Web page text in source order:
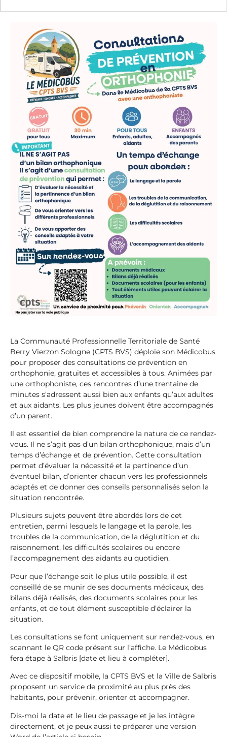
La Communauté Professionnelle Territoriale de Santé
Berry Vierzon Sologne (CPTS BVS) déploie son Médicobus
pour proposer des consultations de prévention en
orthophonie, gratuites et accessibles à tous. Animées par
une orthophoniste, ces rencontres d’une trentaine de
minutes s’adressent aussi bien aux enfants qu’aux adultes
et aux aidants. Les plus jeunes doivent être accompagnés
d’un parent.
Il est essentiel de bien comprendre la nature de ce rendez-
vous. Il ne s’agit pas d’un bilan orthophonique, mais d’un
temps d’échange et de prévention. Cette consultation
permet d’évaluer la nécessité et la pertinence d’un
éventuel bilan, d’orienter chacun vers les professionnels
adaptés et de donner des conseils personnalisés selon la
situation rencontrée.
Plusieurs sujets peuvent être abordés lors de cet
entretien, parmi lesquels le langage et la parole, les
troubles de la communication, de la déglutition et du
raisonnement, les difficultés scolaires ou encore
l’accompagnement des aidants au quotidien.
Pour que l’échange soit le plus utile possible, il est
conseillé de se munir de ses documents médicaux, des
bilans déjà réalisés, des documents scolaires pour les
enfants, et de tout élément susceptible d’éclairer la
situation.
Les consultations se font uniquement sur rendez-vous, en
scannant le QR code présent sur l’affiche. Le Médicobus
fera étape à Salbris [date et lieu à compléter].
Avec ce dispositif mobile, la CPTS BVS et la Ville de Salbris
proposent un service de proximité au plus près des
habitants, pour prévenir, orienter et accompagner.
Dis-moi la date et le lieu de passage et je les intègre
directement, et je peux aussi te préparer une version